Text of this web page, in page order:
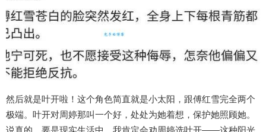
然后就是叶开啦！这个角色简直就是小太阳，跟傅红雪完全两个
极端。叶开对周婷那叫一个好，处处为她着想，保护她照顾她。
说真的，要是现实生活中，我肯定会劝周婷选叶开——这种阳光